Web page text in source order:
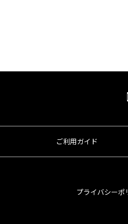
ご利用ガイド
プライバシーポ